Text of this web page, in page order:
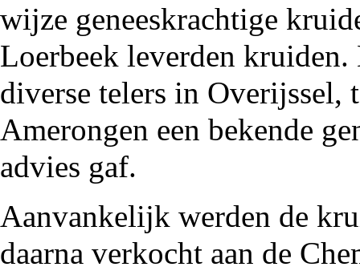
wijze geneeskrachtige
Loerbeek leverden kruiden.
diverse telers in
Amerongen een bekende
advies gaf.
Aanvankelijk werden de
daarna verkocht aan de